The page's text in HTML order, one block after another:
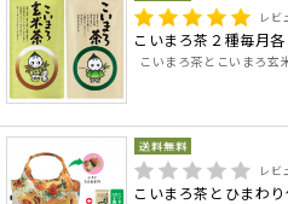
レビ
こいまろ茶２種毎月
こいまろ茶とこいまろ玄
レビ
こいまろ茶とひまわ